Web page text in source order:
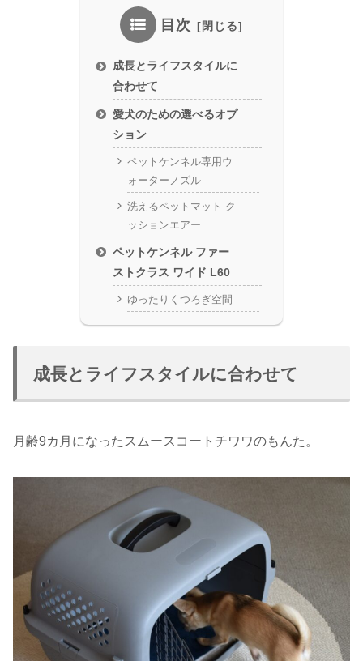
目次
成長とライフスタイルに
合わせて
愛犬のための選べるオプ
ション
ペットケンネル専用ウ
ォーターノズル
洗えるペットマット ク
ッションエアー
ペットケンネル ファー
ストクラス ワイド L60
ゆったりくつろぎ空間
成長とライフスタイルに合わせて
月齢9カ月になったスムースコートチワワのもんた。